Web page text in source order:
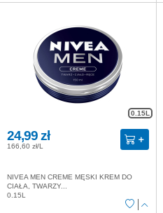
0.15L
24,99 zł
166,60 zł/L
NIVEA MEN CREME MĘSKI KREM DO
CIAŁA, TWARZY...
0.15L